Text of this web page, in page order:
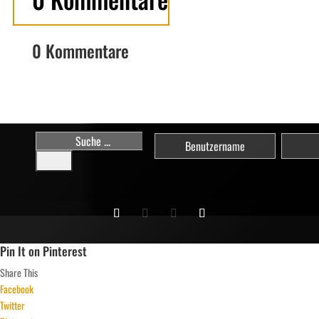
0 Kommentare
nach:
Pin It on Pinterest
Share This
Facebook
Twitter